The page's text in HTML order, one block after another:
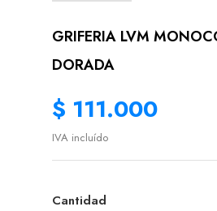
GRIFERIA LVM
DORADA
$ 111.000
IVA incluído
Cantidad